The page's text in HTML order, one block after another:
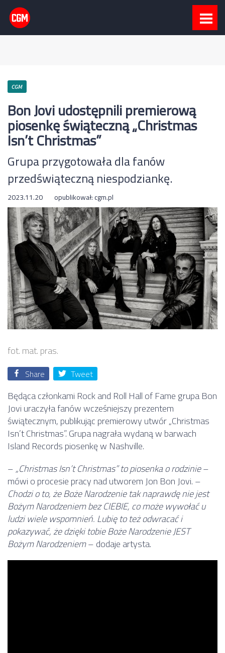
CGM
Bon Jovi udostępnili premierową
piosenkę świąteczną „Christmas
Isn’t Christmas”
Grupa przygotowała dla fanów
przedświąteczną niespodziankę.
2023.11.20 opublikował:cgm.pl
fot. mat. pras.
Share Tweet
Będąca członkami Rock and Roll Hall of Fame grupa Bon
Jovi uraczyła fanów wcześniejszy prezentem
świątecznym, publikując premierowy utwór „Christmas
Isn’t Christmas”. Grupa nagrała wydaną w barwach
Island Records piosenkę w Nashville.
–„Christmas Isn’t Christmas” to piosenka o rodzinie–
mówi o procesie pracy nad utworem Jon Bon Jovi. –
Chodzi o to, że Boże Narodzenie tak naprawdę nie jest
Bożym Narodzeniem bez CIEBIE, co może wywołać u
ludzi wiele wspomnień. Lubię to też odwracać i
pokazywać, że dzięki tobie Boże Narodzenie JEST
Bożym Narodzeniem– dodaje artysta.